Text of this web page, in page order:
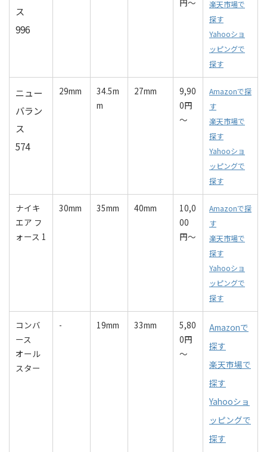
ス
996
楽天市場で
探す
Yahooショ
ッピングで
探す
ニュー
バラン
ス
574
29mm
34.5m
m
27mm
9,90
0円
～
Amazonで探
す
楽天市場で
探す
Yahooショ
ッピングで
探す
ナイキ
エア フ
ォース 1
30mm 35mm 40mm
10,0
00
円～
Amazonで探
す
楽天市場で
探す
Yahooショ
ッピングで
探す
コンバ
ース
オール
スター
- 19mm 33mm
5,80
0円
～
Amazonで
探す
楽天市場で
探す
Yahooショ
ッピングで
探す